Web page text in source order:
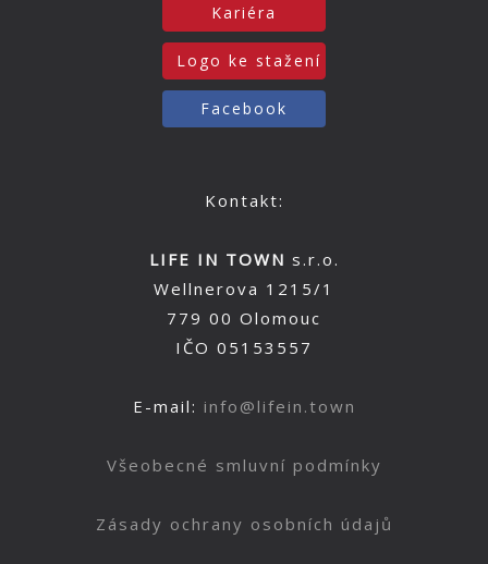
Kariéra
Logo ke stažení
Facebook
Kontakt:
LIFE IN TOWN s.r.o.
Wellnerova 1215/1
779 00 Olomouc
IČO 05153557
E-mail: info@lifein.town
Všeobecné smluvní podmínky
Zásady ochrany osobních údajů